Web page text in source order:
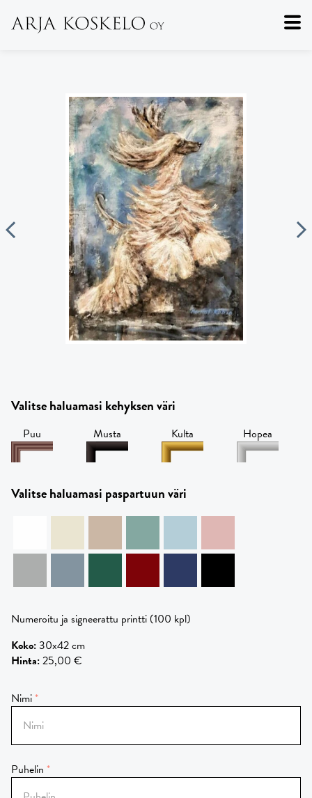
Valitse haluamasi kehyksen väri
Puu Musta Kulta Hopea
Valitse haluamasi paspartuun väri
Numeroitu ja signeerattu printti (100 kpl)
Koko:30x42 cm
Hinta:25,00 €
Nimi
Puhelin